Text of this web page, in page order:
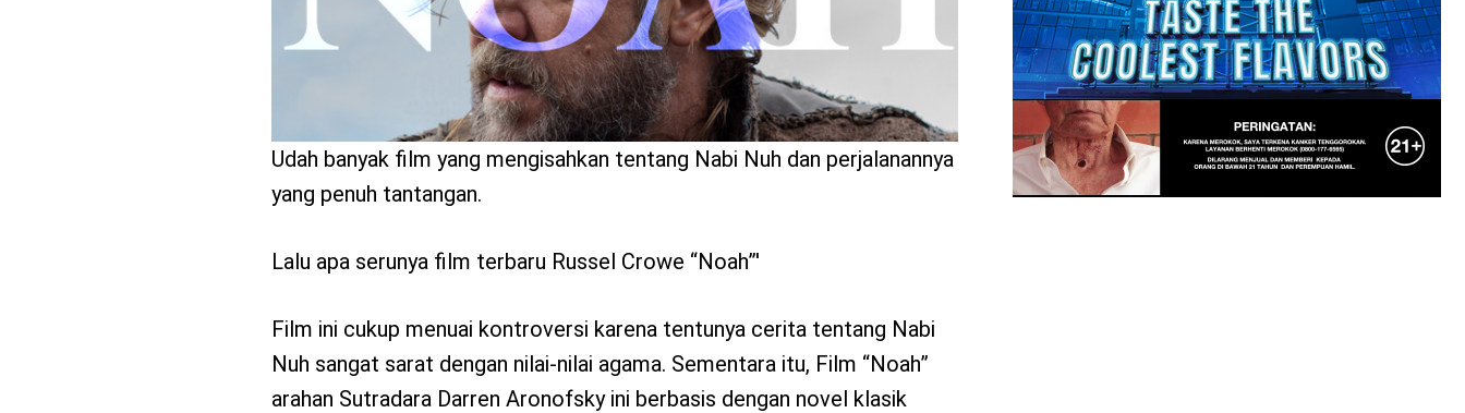
menarik
Udah banyak film yang mengisahkan tentang Nabi Nuh dan perjalanannya
yang penuh tantangan.
Lalu apa serunya film terbaru Russel Crowe “Noah”'
Film ini cukup menuai kontroversi karena tentunya cerita tentang Nabi
Nuh sangat sarat dengan nilai-nilai agama. Sementara itu, Film “Noah”
arahan Sutradara Darren Aronofsky ini berbasis dengan novel klasik